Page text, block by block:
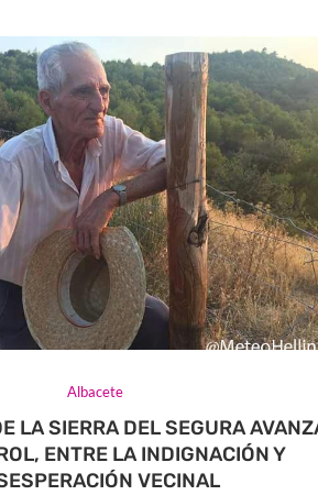
Albacete
LA SIERRA DEL SEGURA
ENTRE LA INDIGNACIÓN Y
VECINAL